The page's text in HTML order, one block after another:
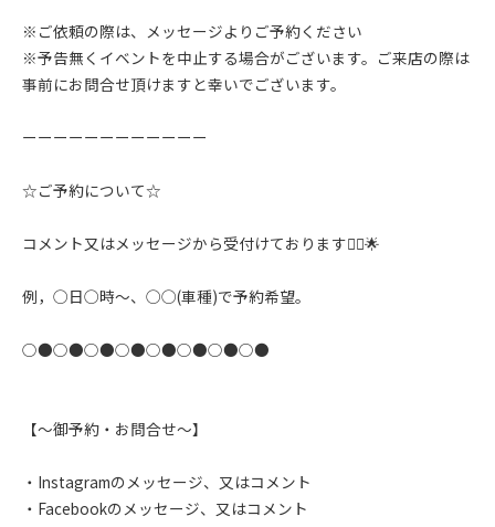
※ご依頼の際は、メッセージよりご予約ください
※予告無くイベントを中止する場合がございます。ご来店の際は
事前にお問合せ頂けますと幸いでございます。
ーーーーーーーーーーーー
☆ご予約について☆
コメント又はメッセージから受付けております🙇‍♂️🌟
例，◯日◯時〜、◯◯(車種)で予約希望。
○●○●○●○●○●○●○●○●
【〜御予約・お問合せ〜】
・Instagramのメッセージ、又はコメント
・Facebookのメッセージ、又はコメント